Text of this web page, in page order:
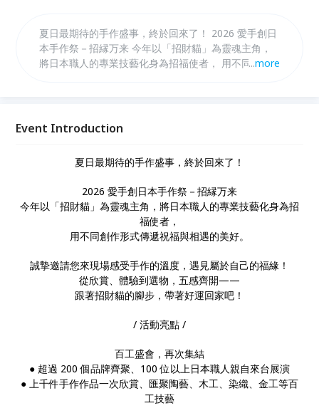
夏日最期待的手作盛事，終於回來了！ 2026 愛手創日
本手作祭－招縁万来 今年以「招財貓」為靈魂主角，
將日本職人的專業技藝化身為招福使者， 用不同創作
家吧！
...more
Event Introduction
夏日最期待的手作盛事，終於回來了！
2026 愛手創日本手作祭－招縁万来
今年以「招財貓」為靈魂主角，將日本職人的專業技藝化身為招
福使者，
用不同創作形式傳遞祝福與相遇的美好。
誠摯邀請您來現場感受手作的溫度，遇見屬於自己的福緣！
從欣賞、體驗到選物，五感齊開——
跟著招財貓的腳步，帶著好運回家吧！
/ 活動亮點 /
百工盛會，再次集結
●︎ 超過 200 個品牌齊聚、100 位以上日本職人親自來台展演
●︎ 上千件手作作品一次欣賞、匯聚陶藝、木工、染織、金工等百
工技藝